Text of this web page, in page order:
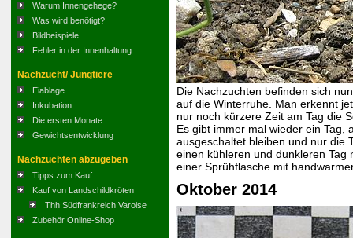
Warum Innengehege?
Was wird benötigt?
Bildbeispiele
Fehler in der Innenhaltung
Nachzucht/ Jungtiere
Eiablage
Inkubation
Die ersten Monate
Gewichtsentwicklung
Nachzuchten abzugeben
Tipps zum Kauf
Kauf von Landschildkröten
Thh Südfrankreich Varoise
Zubehör Online-Shop
Die Nachzuchten befinden sich
auf die Winterruhe. Man erkennt
nur noch kürzere Zeit am Tag die
Es gibt immer mal wieder ein Tag,
ausgeschaltet bleiben und nur die
einen kühleren und dunkleren Tag
einer Sprühflasche mit
Oktober 2014